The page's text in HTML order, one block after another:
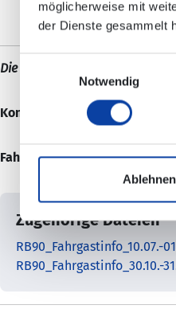
möglicherweise mit
der Dienste gesammelt
Notwendig
Ablehnen
Die Änderungen sind in der
Kontaktdaten: Fahrgastinfos
Fahrplaninformation:
Zugehörige Dateien
RB90_Fahrgastinfo_10.07.-
RB90_Fahrgastinfo_30.10.-